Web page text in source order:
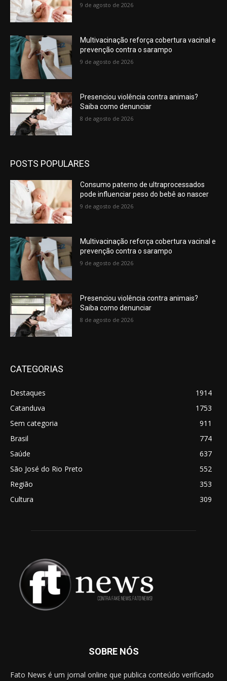
9 de agosto de 2026
Multivacinação reforça cobertura vacinal e
prevenção contra o sarampo
9 de agosto de 2026
Presenciou violência contra animais?
Saiba como denunciar
8 de agosto de 2026
POSTS POPULARES
Consumo paterno de ultraprocessados
pode influenciar peso do bebê ao nascer
9 de agosto de 2026
Multivacinação reforça cobertura vacinal e
prevenção contra o sarampo
9 de agosto de 2026
Presenciou violência contra animais?
Saiba como denunciar
8 de agosto de 2026
CATEGORIAS
Destaques
1914
Catanduva
1753
Sem categoria
911
Brasil
774
Saúde
637
São José do Rio Preto
552
Região
353
Cultura
309
SOBRE NÓS
Fato News é um jornal online que publica conteúdo verificado